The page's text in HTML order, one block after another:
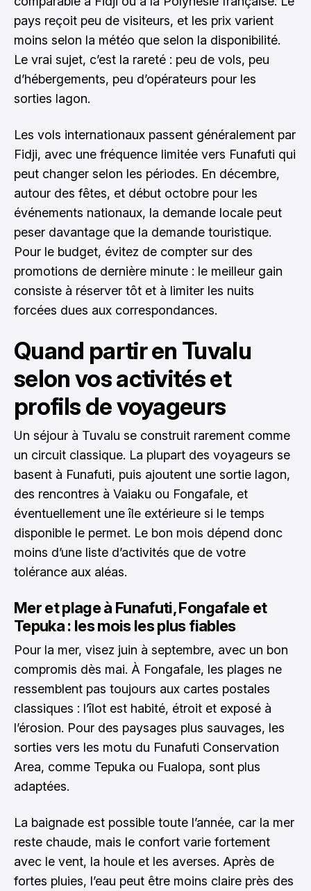
pays reçoit peu de visiteurs, et les prix varient
moins selon la météo que selon la disponibilité.
Le vrai sujet, c’est la rareté : peu de vols, peu
d’hébergements, peu d’opérateurs pour les
sorties lagon.
Les vols internationaux passent généralement par
Fidji, avec une fréquence limitée vers Funafuti qui
peut changer selon les périodes. En décembre,
autour des fêtes, et début octobre pour les
événements nationaux, la demande locale peut
peser davantage que la demande touristique.
Pour le budget, évitez de compter sur des
promotions de dernière minute : le meilleur gain
consiste à réserver tôt et à limiter les nuits
forcées dues aux correspondances.
Quand partir en Tuvalu
selon vos activités et
profils de voyageurs
Un séjour à Tuvalu se construit rarement comme
un circuit classique. La plupart des voyageurs se
basent à Funafuti, puis ajoutent une sortie lagon,
des rencontres à Vaiaku ou Fongafale, et
éventuellement une île extérieure si le temps
disponible le permet. Le bon mois dépend donc
moins d’une liste d’activités que de votre
tolérance aux aléas.
Mer et plage à Funafuti, Fongafale et
Tepuka : les mois les plus fiables
Pour la mer, visez juin à septembre, avec un bon
compromis dès mai. À Fongafale, les plages ne
ressemblent pas toujours aux cartes postales
classiques : l’îlot est habité, étroit et exposé à
l’érosion. Pour des paysages plus sauvages, les
sorties vers les motu du Funafuti Conservation
Area, comme Tepuka ou Fualopa, sont plus
adaptées.
La baignade est possible toute l’année, car la mer
reste chaude, mais le confort varie fortement
avec le vent, la houle et les averses. Après de
fortes pluies, l’eau peut être moins claire près des